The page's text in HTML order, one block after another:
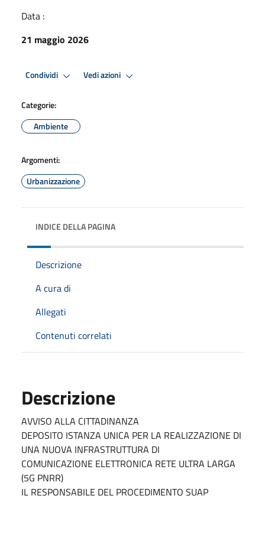
Data :
21 maggio 2026
Condividi Vedi azioni
Categorie:
Ambiente
Argomenti:
Urbanizzazione
INDICE DELLA PAGINA
Descrizione
A cura di
Allegati
Contenuti correlati
Descrizione
AVVISO ALLA CITTADINANZA
DEPOSITO ISTANZA UNICA PER LA REALIZZAZIONE DI
UNA NUOVA INFRASTRUTTURA DI
COMUNICAZIONE ELETTRONICA RETE ULTRA LARGA
(5G PNRR)
IL RESPONSABILE DEL PROCEDIMENTO SUAP